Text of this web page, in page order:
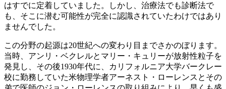
はすでに定着していました。しかし、治療法でも診断法で
も、そこに潜む可能性が完全に認識されていたわけではあり
ませんでした。
この分野の起源は20世紀への変わり目までさかのぼります。
当時、アンリ・ベクレルとマリー・キュリーが放射性粒子を
発見し、その後1930年代に、カリフォルニア大学バークレー
校に勤務していた米物理学者アーネスト・ローレンスとその